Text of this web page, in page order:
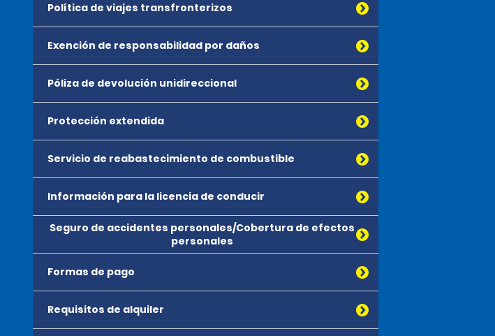
Política de viajes transfronterizos
Exención de responsabilidad por daños
Póliza de devolución unidireccional
Protección extendida
Servicio de reabastecimiento de combustible
Información para la licencia de conducir
Seguro de accidentes personales/Cobertura de efectos
personales
Formas de pago
Requisitos de alquiler